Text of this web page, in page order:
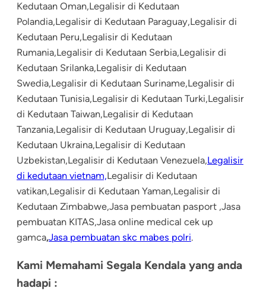
Kedutaan Oman,Legalisir di Kedutaan
Polandia,Legalisir di Kedutaan Paraguay,Legalisir di
Kedutaan Peru,Legalisir di Kedutaan
Rumania,Legalisir di Kedutaan Serbia,Legalisir di
Kedutaan Srilanka,Legalisir di Kedutaan
Swedia,Legalisir di Kedutaan Suriname,Legalisir di
Kedutaan Tunisia,Legalisir di Kedutaan Turki,Legalisir
di Kedutaan Taiwan,Legalisir di Kedutaan
Tanzania,Legalisir di Kedutaan Uruguay,Legalisir di
Kedutaan Ukraina,Legalisir di Kedutaan
Uzbekistan,Legalisir di Kedutaan Venezuela,Legalisir
di kedutaan vietnam,Legalisir di Kedutaan
vatikan,Legalisir di Kedutaan Yaman,Legalisir di
Kedutaan Zimbabwe,Jasa pembuatan pasport ,Jasa
pembuatan KITAS,Jasa online medical cek up
gamca,Jasa pembuatan skc mabes polri.
Kami Memahami Segala Kendala yang anda
hadapi :